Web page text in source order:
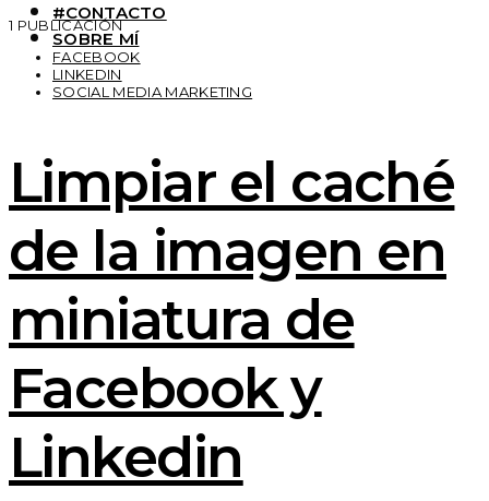
#CONTACTO
SOBRE MÍ
1 PUBLICACIÓN
FACEBOOK
LINKEDIN
SOCIAL MEDIA MARKETING
Limpiar el caché
de la imagen en
miniatura de
Facebook y
Linkedin